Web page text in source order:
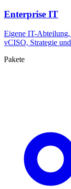
Enterprise IT
Eigene IT-
vCISO, Strategie
Pakete